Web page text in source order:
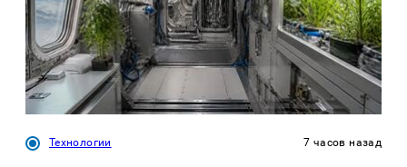
Технологии 7 часов назад